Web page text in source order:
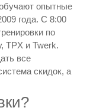
опытные
года. С 8:00
по
TPX и Twerk.
все
скидок, а